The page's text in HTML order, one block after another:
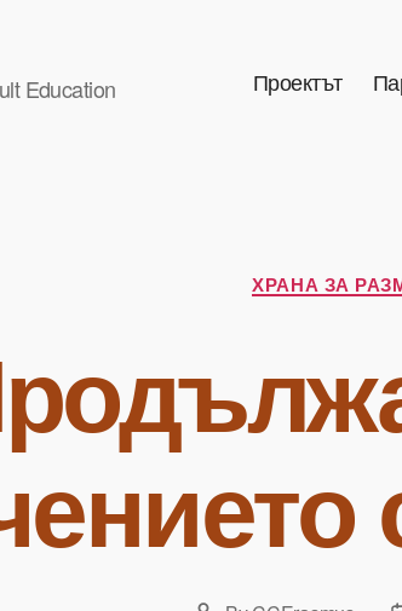
Education Проектът
ХРАНА ЗА